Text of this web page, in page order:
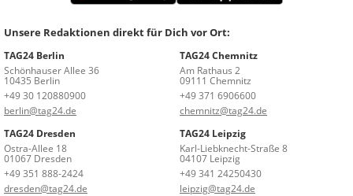
Unsere Redaktionen direkt für Dich vor Ort:
TAG24 Berlin
Schönhauser Allee 36
10435 Berlin
+49 30 120880900
berlin@tag24.de
TAG24 Chemnitz
Am Rathaus 2
09111 Chemnitz
+49 371 6906600
chemnitz@tag24.de
TAG24 Dresden
Ostra-Allee 18
01067 Dresden
+49 351 888-2424
dresden@tag24.de
TAG24 Leipzig
Karl-Liebknecht-Straße 8
04107 Leipzig
+49 341 24250430
leipzig@tag24.de